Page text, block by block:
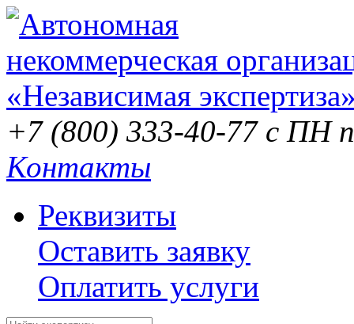
+7 (800) 333-40-77 с ПН
Контакты
Реквизиты
Оставить заявку
Оплатить услуги